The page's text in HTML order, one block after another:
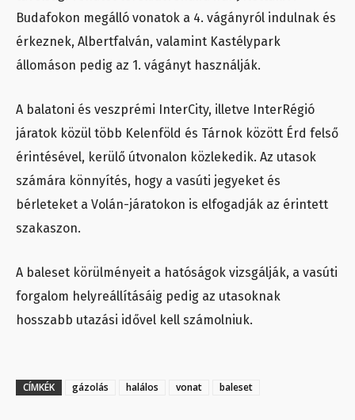
Budafokon megálló vonatok a 4. vágányról indulnak és
érkeznek, Albertfalván, valamint Kastélypark
állomáson pedig az 1. vágányt használják.
A balatoni és veszprémi InterCity, illetve InterRégió
járatok közül több Kelenföld és Tárnok között Érd felső
érintésével, kerülő útvonalon közlekedik. Az utasok
számára könnyítés, hogy a vasúti jegyeket és
bérleteket a Volán-járatokon is elfogadják az érintett
szakaszon.
A baleset körülményeit a hatóságok vizsgálják, a vasúti
forgalom helyreállításáig pedig az utasoknak
hosszabb utazási idővel kell számolniuk.
CÍMKÉK gázolás halálos vonat baleset